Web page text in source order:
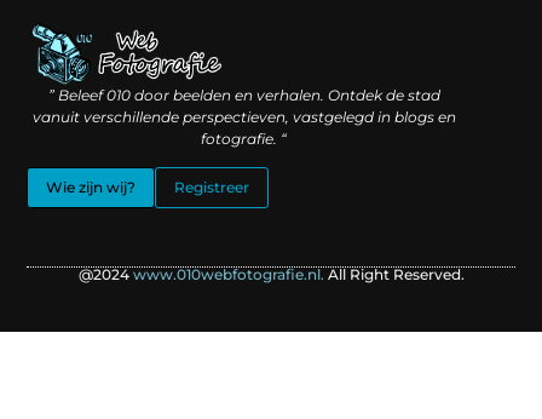
” Beleef 010 door beelden en verhalen. Ontdek de stad
vanuit verschillende perspectieven, vastgelegd in blogs en
fotografie. “
Wie zijn wij? Registreer
@2024 www.010webfotografie.nl. All Right Reserved.